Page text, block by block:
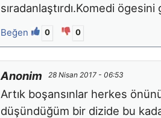
sıradanlaştırdı.Komedi
Beğen 0 0
Anonim 28 Nisan 2017 - 06:53
Artık boşansınlar herkes
düşündüğüm bir dizide bu